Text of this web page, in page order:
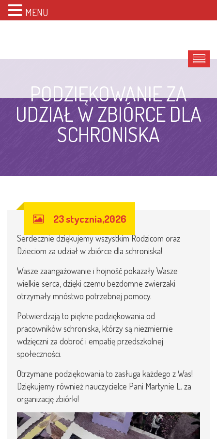
PODZIĘKOWANIE ZA
UDZIAŁ W ZBIÓRCE DLA
SCHRONISKA
23 stycznia,2026
Serdecznie dziękujemy wszystkim Rodzicom oraz
Dzieciom za udział w zbiórce dla schroniska!
Wasze zaangażowanie i hojność pokazały Wasze
wielkie serca, dzięki czemu bezdomne zwierzaki
otrzymały mnóstwo potrzebnej pomocy.
Potwierdzają to piękne podziękowania od
pracowników schroniska, którzy są niezmiernie
wdzięczni za dobroć i empatię przedszkolnej
społeczności.
Otrzymane podziękowania to zasługa każdego z Was!
Dziękujemy również nauczycielce Pani Martynie L. za
organizację zbiórki!
MENU